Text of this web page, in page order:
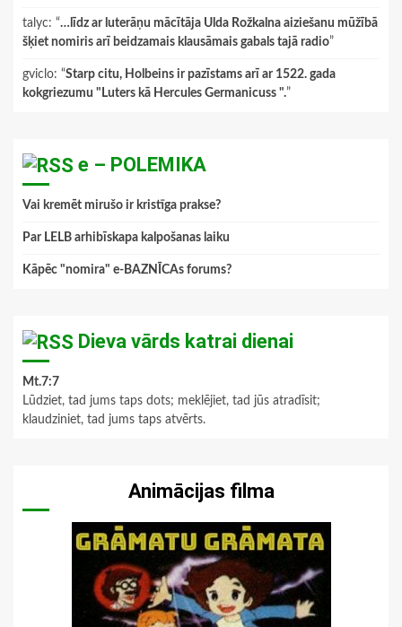
talyc: “…līdz ar luterāņu mācītāja Ulda Rožkalna aiziešanu mūžībā
šķiet nomiris arī beidzamais klausāmais gabals tajā radio”
gviclo: “Starp citu, Holbeins ir pazīstams arī ar 1522. gada
kokgriezumu "Luters kā Hercules Germanicuss ".”
e – POLEMIKA
Vai kremēt mirušo ir kristīga prakse?
Par LELB arhibīskapa kalpošanas laiku
Kāpēc "nomira" e-BAZNĪCAs forums?
Dieva vārds katrai dienai
Mt.7:7
Lūdziet, tad jums taps dots; meklējiet, tad jūs atradīsit;
klaudziniet, tad jums taps atvērts.
Animācijas filma